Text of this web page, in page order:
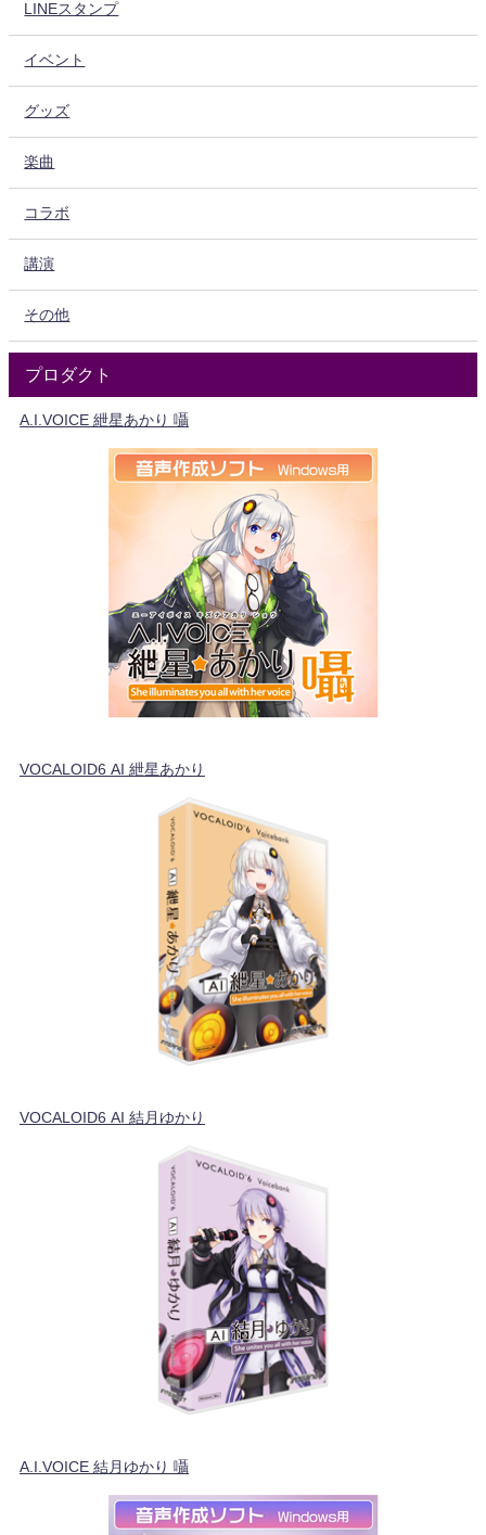
LINEスタンプ
イベント
グッズ
楽曲
コラボ
講演
その他
プロダクト
A.I.VOICE 紲星あかり 囁
VOCALOID6 AI 紲星あかり
VOCALOID6 AI 結月ゆかり
A.I.VOICE 結月ゆかり 囁